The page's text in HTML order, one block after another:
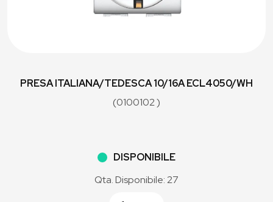
PRESA ITALIANA/TEDESCA 10/16A ECL4050/WH
(0100102 )
DISPONIBILE
Qta. Disponibile: 27